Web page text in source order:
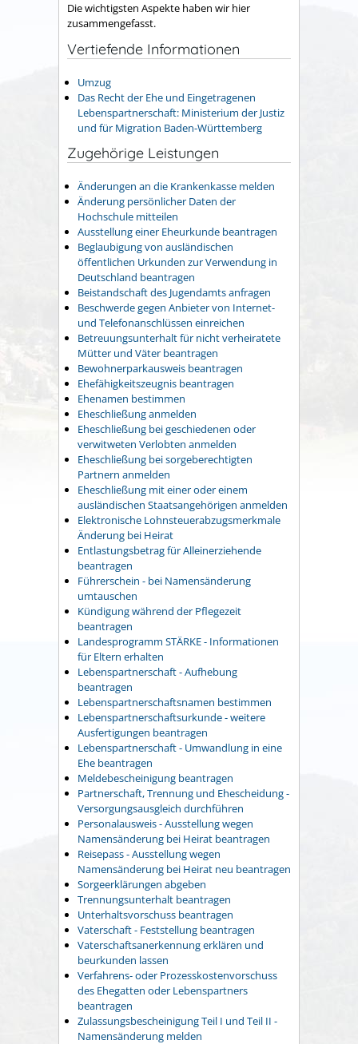
Die wichtigsten Aspekte haben wir hier
zusammengefasst.
Vertiefende Informationen
Umzug
Das Recht der Ehe und Eingetragenen
Lebenspartnerschaft: Ministerium der Justiz
und für Migration Baden-Württemberg
Zugehörige Leistungen
Änderungen an die Krankenkasse melden
Änderung persönlicher Daten der
Hochschule mitteilen
Ausstellung einer Eheurkunde beantragen
Beglaubigung von ausländischen
öffentlichen Urkunden zur Verwendung in
Deutschland beantragen
Beistandschaft des Jugendamts anfragen
Beschwerde gegen Anbieter von Internet-
und Telefonanschlüssen einreichen
Betreuungsunterhalt für nicht verheiratete
Mütter und Väter beantragen
Bewohnerparkausweis beantragen
Ehefähigkeitszeugnis beantragen
Ehenamen bestimmen
Eheschließung anmelden
Eheschließung bei geschiedenen oder
verwitweten Verlobten anmelden
Eheschließung bei sorgeberechtigten
Partnern anmelden
Eheschließung mit einer oder einem
ausländischen Staatsangehörigen anmelden
Elektronische Lohnsteuerabzugsmerkmale
Änderung bei Heirat
Entlastungsbetrag für Alleinerziehende
beantragen
Führerschein - bei Namensänderung
umtauschen
Kündigung während der Pflegezeit
beantragen
Landesprogramm STÄRKE - Informationen
für Eltern erhalten
Lebenspartnerschaft - Aufhebung
beantragen
Lebenspartnerschaftsnamen bestimmen
Lebenspartnerschaftsurkunde - weitere
Ausfertigungen beantragen
Lebenspartnerschaft - Umwandlung in eine
Ehe beantragen
Meldebescheinigung beantragen
Partnerschaft, Trennung und Ehescheidung -
Versorgungsausgleich durchführen
Personalausweis - Ausstellung wegen
Namensänderung bei Heirat beantragen
Reisepass - Ausstellung wegen
Namensänderung bei Heirat neu beantragen
Sorgeerklärungen abgeben
Trennungsunterhalt beantragen
Unterhaltsvorschuss beantragen
Vaterschaft - Feststellung beantragen
Vaterschaftsanerkennung erklären und
beurkunden lassen
Verfahrens- oder Prozesskostenvorschuss
des Ehegatten oder Lebenspartners
beantragen
Zulassungsbescheinigung Teil I und Teil II -
Namensänderung melden